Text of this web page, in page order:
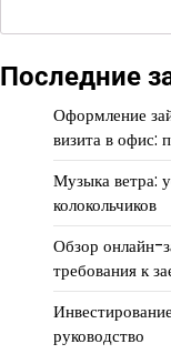
Последние
Оформление
визита в офис:
Музыка ветра:
колокольчиков
Обзор онлайн-
требования к
руководство